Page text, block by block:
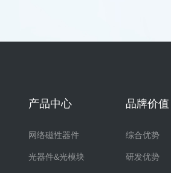
产品中心
网络磁性器件
光器件&光模块
品牌价值
综合优势
研发优势